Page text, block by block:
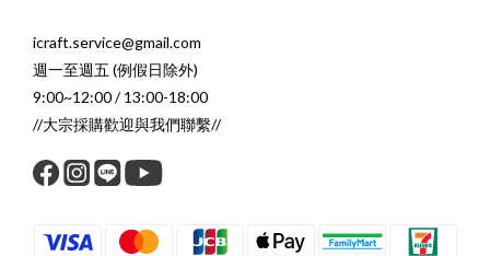
icraft.service@gmail.com
週一至週五 (例假日除外)
9:00~12:00 / 13:00-18:00
//大宗採購歡迎與我們聯繫//